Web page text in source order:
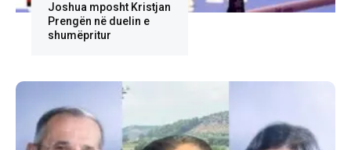
Joshua mposht Kristjan
Prengën në duelin e
shumëpritur